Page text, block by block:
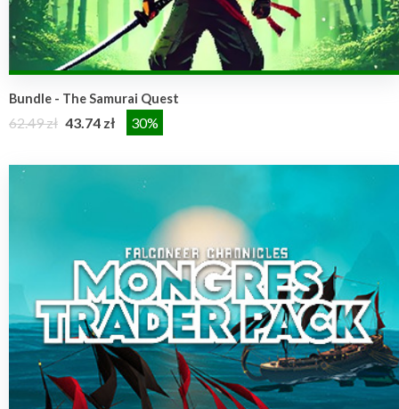
Bundle - The Samurai Quest
62.49 zł 43.74 zł 30%